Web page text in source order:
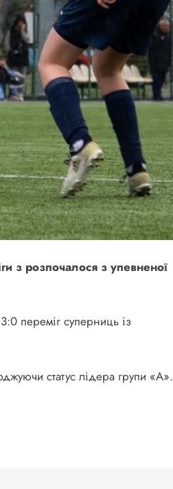
з розпочалося з упевненої
переміг суперниць із
статус лідера групи «А».